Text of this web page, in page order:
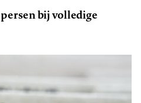
bij volledige